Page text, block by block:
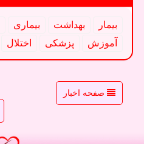
بیمار بهداشت بیماری
آموزش
پزشكی اختلال
صفحه اخبار